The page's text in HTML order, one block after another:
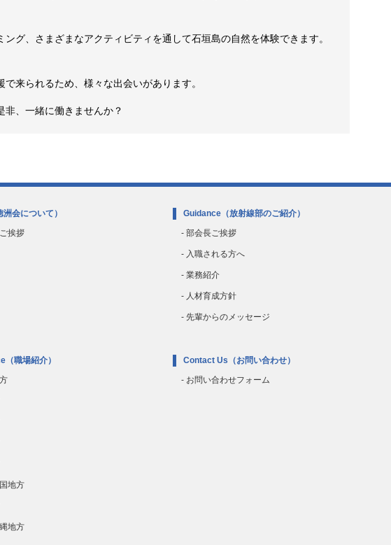
グ、さまざまなアクティビティを通して石垣島の自然を体験できます。
来られるため、様々な出会いがあります。
非、一緒に働きませんか？
洲会について）
挨拶
Guidance （放射線部のご紹介）
- 部会長ご挨拶
- 入職される方へ
- 業務紹介
- 人材育成方針
- 先輩からのメッセージ
（職場紹介）
地方
地方
Contact Us （お問い合わせ）
- お問い合わせフォーム